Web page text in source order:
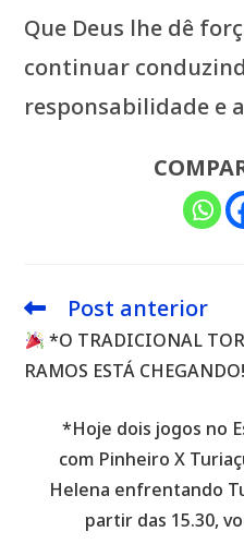
Que Deus lhe dê
continuar
responsabilidade e
Leia
artigos
Post anterior
*O TRADICIONAL
RAMOS ESTÁ
*Hoje dois jogos no
com Pinheiro X
Helena enfrentando
partir das 15.30,